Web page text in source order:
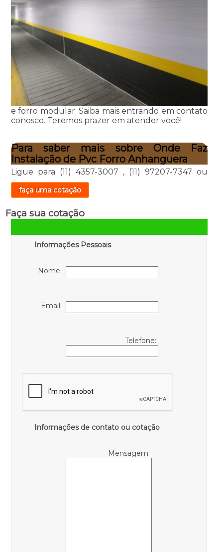
e forro modular. Saiba mais entrando em contato
conosco. Teremos prazer em atender você!
Para saber mais sobre Onde Faz
Instalação de Pvc Forro Anhanguera
Ligue para (11) 4357-3007 , (11) 97207-7347 ou
faça uma cotação
Faça sua cotação
Informações Pessoais
Nome:
Email:
Telefone:
Informações de contato ou cotação
Mensagem: